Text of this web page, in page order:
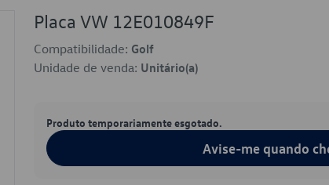
Placa VW 12E010849F
Compatibilidade: Golf
Unidade de venda: Unitário(a)
Produto temporariamente esgotado.
Avise-me quando